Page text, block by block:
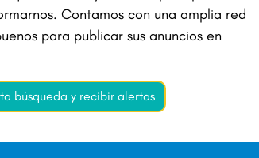
Contamos con una amplia red
para publicar sus anuncios en
búsqueda y recibir alertas